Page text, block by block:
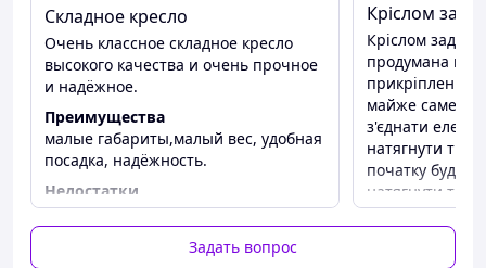
Складное кресло
Очень классное складное кресло
высокого качества и очень прочное
и надёжное.
Преимущества
малые габариты,малый вес, удобная
посадка, надёжность.
Недостатки
не обнаружено
Кріслом
Кріслом
продумана
прикріплені
майже саме
з'єднати
натягнути
початку буде
натягнути
особливих
приловчитись
інструкції
Задать вопрос